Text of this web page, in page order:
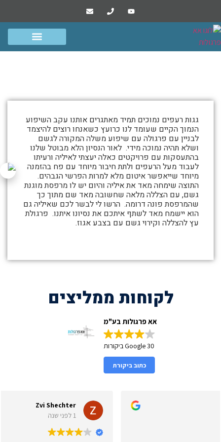
התמונות
מטה
מספרות
את
סיפור
איליה
–
הרצליה
גגות רעפים נמוכים תמיד מאתגרים אותנו עקב השיפוע
הנמוך הקיים שעומד לנו כרועץ כשאנחו רוצים להיצמד
לבניין עם פרגולה עם שיפוע משלה המקורה לגשם
ושלא תהיה נמוכה מידי. לאור הנסיון הלא מבוטל שלנו
בהתעסקות עם פרויקטים כאלה יעצתי לאיליה ורעיתו
לעבוד מעל הרעפים ולתת חיבור מיוחד עם פח בהזמנה
מיוחד שייאפשר איטום מלא למרות הפרשי הגבהים.
התוצה שימחה מאד את איליה והיום יש לו מרפסת מוגנת
גשם, עם הצללה מלאה שחשובה מאד שם מתוך כך
שהמרפסת פונה דרומה. הרשו לי לבשר לכם שאיליה גם
הוא יישמח מאד לשתף איתכם את נסיונו איתנו. פרגולת
עץ להצללה וקירוי גשם עם בצבע אגוז.
לקוחות ממליצים
אא פרגולות בע"מ
30 Google ביקורות
כתוב ביקורת
Zvi Shechter